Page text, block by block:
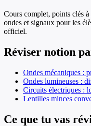
Cours complet, points clés
ondes et signaux pour les
officiel.
Réviser notion
Ondes mécaniques :
Ondes lumineuses :
Circuits électriques :
Lentilles minces
Ce que tu vas